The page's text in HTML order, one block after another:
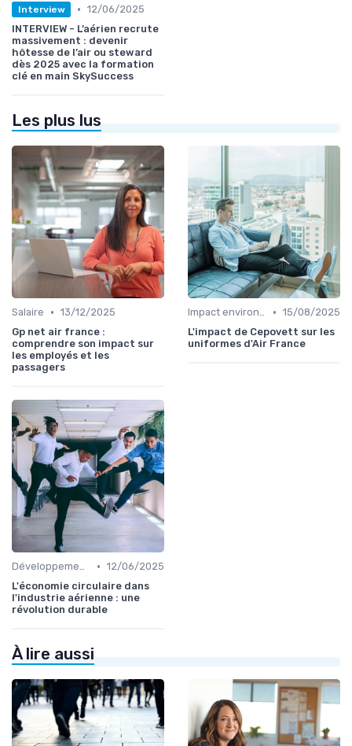
Interview • 12/06/2025
INTERVIEW - L’aérien recrute
massivement : devenir
hôtesse de l’air ou steward
dès 2025 avec la formation
clé en main SkySuccess
Les plus lus
Salaire • 13/12/2025
Gp net air france :
comprendre son impact sur
les employés et les
passagers
Impact environnemental • 15/08/2025
L'impact de Cepovett sur les
uniformes d'Air France
Développement Durable • 12/06/2025
L'économie circulaire dans
l'industrie aérienne : une
révolution durable
À lire aussi